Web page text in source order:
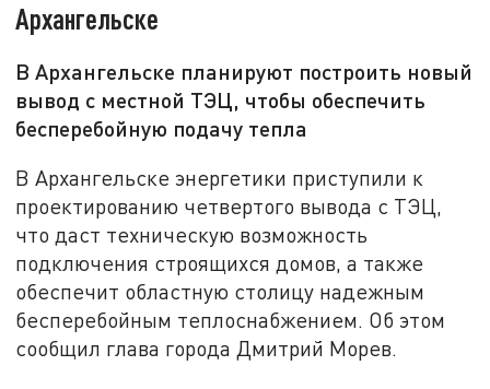
Архангельске
В Архангельске планируют построить новый
вывод с местной ТЭЦ, чтобы обеспечить
бесперебойную подачу тепла
В Архангельске энергетики приступили к
проектированию четвертого вывода с ТЭЦ,
что даст техническую возможность
подключения строящихся домов, а также
обеспечит областную столицу надежным
бесперебойным теплоснабжением. Об этом
сообщил глава города Дмитрий Морев.